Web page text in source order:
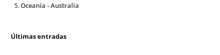
Oceanía - Australia
Últimas entradas